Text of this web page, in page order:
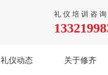
礼仪培训咨
礼仪动态 关于修齐